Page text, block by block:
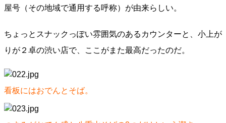
屋号（その地域で通用する呼称）が由来らしい。
ちょっとスナックっぽい雰囲気のあるカウンターと、小上が
りが２卓の渋い店で、ここがまた最高だったのだ。
看板にはおでんとそば。